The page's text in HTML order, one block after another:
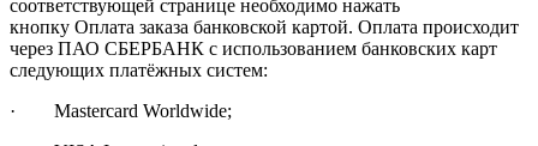
соответствующей странице необходимо нажать
кнопку Оплата заказа банковской картой. Оплата происходит
через ПАО СБЕРБАНК с использованием банковских карт
следующих платёжных систем:
· Mastercard Worldwide;